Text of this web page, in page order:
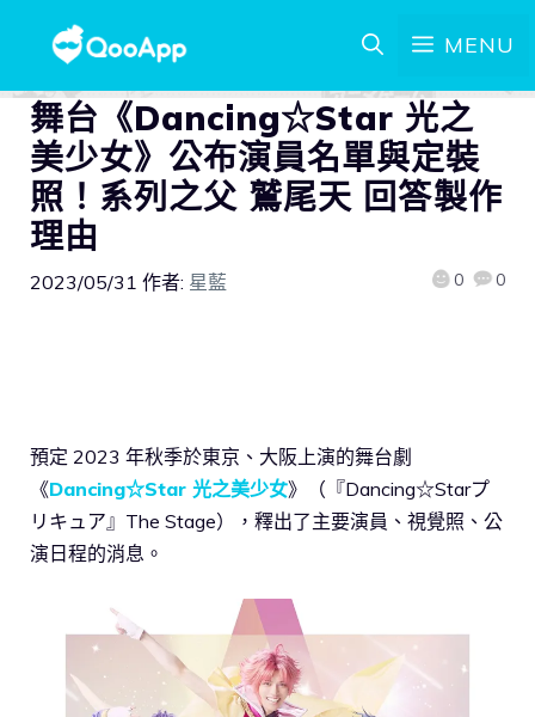
MENU
舞台《Dancing☆Star 光之
美少女》公布演員名單與定裝
照！系列之父 鷲尾天 回答製作
理由
2023/05/31 作者: 星藍 0 0
預定 2023 年秋季於東京、大阪上演的舞台劇
《Dancing☆Star 光之美少女》（『Dancing☆Starプ
リキュア』The Stage），釋出了主要演員、視覺照、公
演日程的消息。